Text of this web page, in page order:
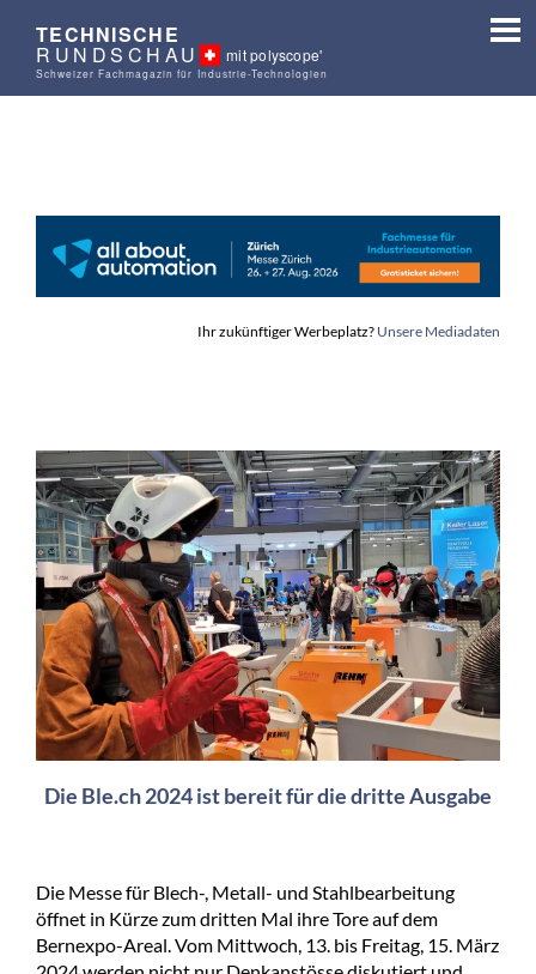
TECHNISCHE
RUNDSCHAU mit polyscope'
Schweizer Fachmagazin für Industrie-Technologien
Ihr zukünftiger Werbeplatz? Unsere Mediadaten
Die Ble.ch 2024 ist bereit für die dritte Ausgabe
Die Messe für Blech-, Metall- und Stahlbearbeitung
öffnet in Kürze zum dritten Mal ihre Tore auf dem
Bernexpo-Areal. Vom Mittwoch, 13. bis Freitag, 15. März